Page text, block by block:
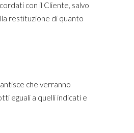
con il Cliente, salvo
restituzione di quanto
che verranno
eguali a quelli indicati e